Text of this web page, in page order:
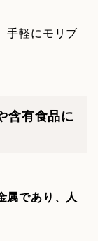
手軽にモリブ
含有食品に
属であり、人